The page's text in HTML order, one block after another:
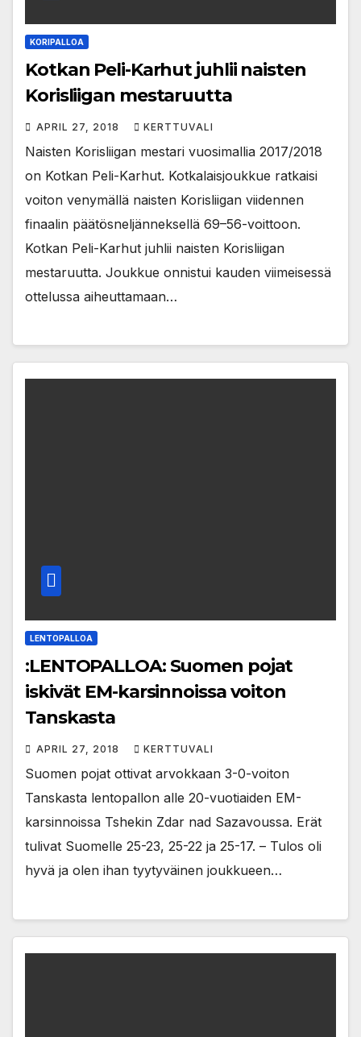
KORIPALLOA
Kotkan Peli-Karhut juhlii naisten
Korisliigan mestaruutta
APRIL 27, 2018 KERTTUVALI
Naisten Korisliigan mestari vuosimallia 2017/2018
on Kotkan Peli-Karhut. Kotkalaisjoukkue ratkaisi
voiton venymällä naisten Korisliigan viidennen
finaalin päätösneljänneksellä 69–56-voittoon.
Kotkan Peli-Karhut juhlii naisten Korisliigan
mestaruutta. Joukkue onnistui kauden viimeisessä
ottelussa aiheuttamaan…
LENTOPALLOA
:LENTOPALLOA: Suomen pojat
iskivät EM-karsinnoissa voiton
Tanskasta
APRIL 27, 2018 KERTTUVALI
Suomen pojat ottivat arvokkaan 3-0-voiton
Tanskasta lentopallon alle 20-vuotiaiden EM-
karsinnoissa Tshekin Zdar nad Sazavoussa. Erät
tulivat Suomelle 25-23, 25-22 ja 25-17. – Tulos oli
hyvä ja olen ihan tyytyväinen joukkueen…